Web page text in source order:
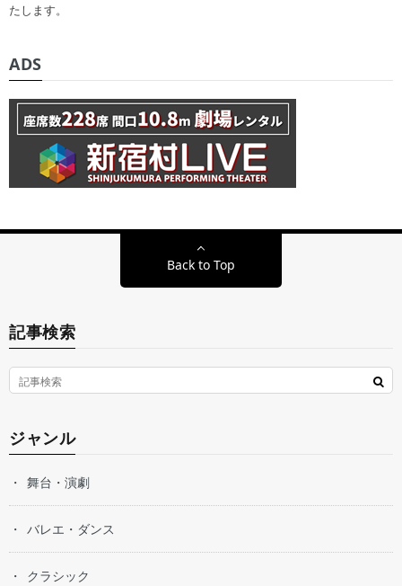
たします。
ADS
Back to Top
記事検索
ジャンル
舞台・演劇
バレエ・ダンス
クラシック